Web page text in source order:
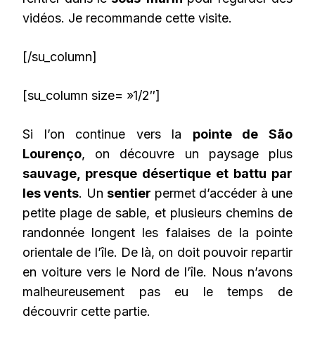
vidéos. Je recommande cette visite.
[/su_column]
[su_column size= »1/2″]
Si l’on continue vers la pointe de São
Lourenço, on découvre un paysage plus
sauvage, presque désertique et battu par
les vents. Un sentier permet d’accéder à une
petite plage de sable, et plusieurs chemins de
randonnée longent les falaises de la pointe
orientale de l’île. De là, on doit pouvoir repartir
en voiture vers le Nord de l’île. Nous n’avons
malheureusement pas eu le temps de
découvrir cette partie.